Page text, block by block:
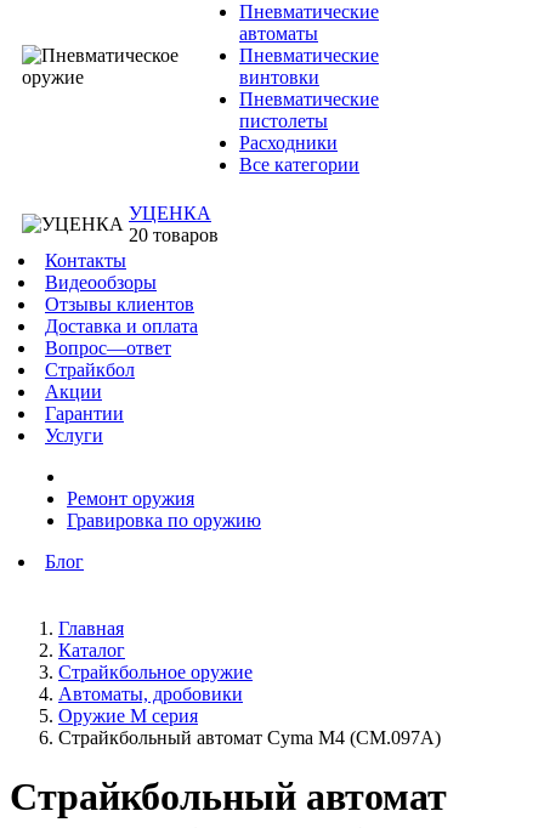
Пневматические
автоматы
Пневматические
винтовки
Пневматические
пистолеты
Расходники
Все категории
УЦЕНКА
20 товаров
Контакты
Видеообзоры
Отзывы клиентов
Доставка и оплата
Вопрос—ответ
Страйкбол
Акции
Гарантии
Услуги
Ремонт оружия
Гравировка по оружию
Блог
Главная
Каталог
Страйкбольное оружие
Автоматы, дробовики
Оружие М серия
Страйкбольный автомат Cyma M4 (CM.097A)
Страйкбольный автомат